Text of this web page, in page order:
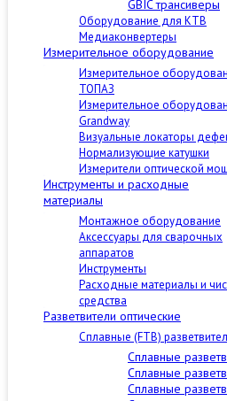
GBIC трансиверы
Оборудование для КТВ
Медиаконвертеры
Измерительное оборудование
Измерительное
ТОПАЗ
Измерительное
Grandway
Визуальные локаторы
Нормализующие катушки
Измерители оптической
Инструменты и расходные
материалы
Монтажное оборудование
Аксессуары для сварочных
аппаратов
Инструменты
Расходные материалы и
средства
Разветвители оптические
Сплавные (FTB)
Сплавные
Сплавные
Сплавные